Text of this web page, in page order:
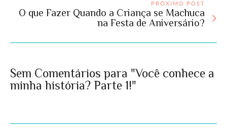
PRÓXIMO POST
O que Fazer Quando a Criança se Machuca
na Festa de Aniversário?
Sem Comentários para "Você conhece a
minha história? Parte 1!"